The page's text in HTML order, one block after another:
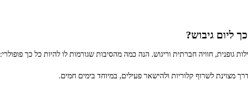
ליום גיבוש?
גופנית, חוויה חברתית וריגוש. הנה כמה מהסיבות שגורמות לו להיות כל כך פופולרי:
מצוינת לשרוף קלוריות ולהישאר פעילים, במיוחד בימים חמים.